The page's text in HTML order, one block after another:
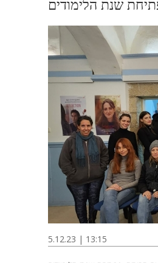
שנת הלימודים
5.12.23 | 13:15